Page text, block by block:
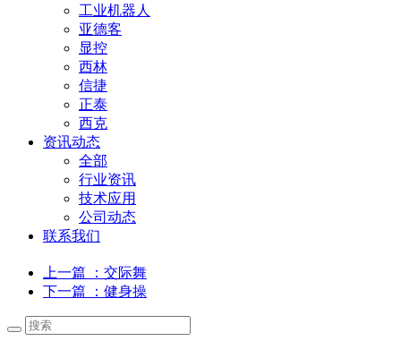
工业机器人
亚德客
显控
西林
信捷
正泰
西克
资讯动态
全部
行业资讯
技术应用
公司动态
联系我们
上一篇
：交际舞
下一篇
：健身操